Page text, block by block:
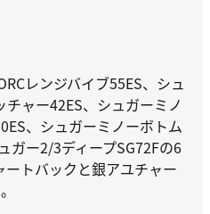
レンジバイブ55ES、シュ
ャー42ES、シュガーミノ
、シュガーミノーボトム
ガー2/3ディープSG72Fの6
トバックと銀アユチャー